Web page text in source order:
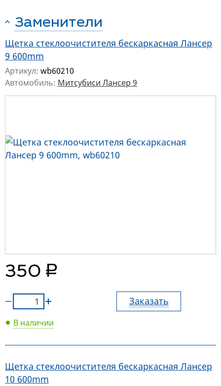
Заменители
Щетка стеклоочистителя бескаркасная Лансер
9 600mm
Артикул: wb60210
Автомобиль: Митсубиси Лансер 9
350 руб.
Заказать
В наличии
Щетка стеклоочистителя бескаркасная Лансер
10 600mm